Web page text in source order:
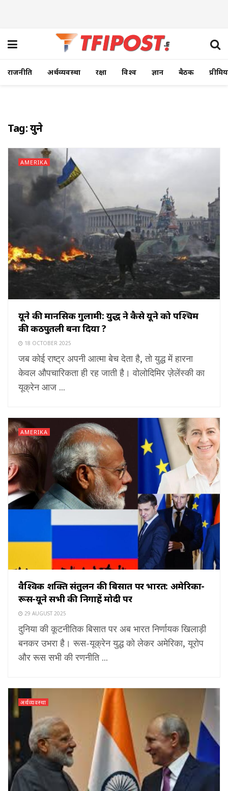
राजनीति अर्थव्यवस्था रक्षा विश्व ज्ञान बैठक
Tag:युक्रेन
AMERIKA
यूक्रेन की मानसिक गुलामी: युद्ध ने कैसे यूक्रेन को पश्चिम
की कठपुतली बना दिया ?
18 OCTOBER 2025
जब कोई राष्ट्र अपनी आत्मा बेच देता है, तो युद्ध में हारना
केवल औपचारिकता ही रह जाती है। वोलोदिमिर ज़ेलेंस्की का
यूक्रेन आज ...
AMERIKA
वैश्विक शक्ति संतुलन की बिसात पर भारत: अमेरिका-
रूस-यूक्रेन सभी की निगाहें मोदी पर
29 AUGUST 2025
दुनिया की कूटनीतिक बिसात पर अब भारत निर्णायक खिलाड़ी
बनकर उभरा है। रूस-यूक्रेन युद्ध को लेकर अमेरिका, यूरोप
और रूस सभी की रणनीति ...
अर्थव्यवस्था